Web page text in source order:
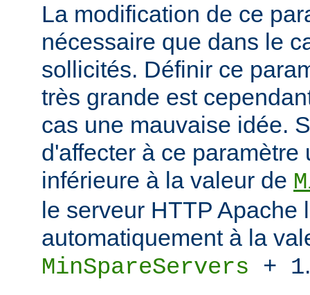
La modification de ce
nécessaire que dans le
sollicités. Définir ce
très grande est
cas une mauvaise idée.
d'affecter à ce
inférieure à la valeur de
le serveur HTTP Apache
automatiquement à la
MinSpareServers + 1.